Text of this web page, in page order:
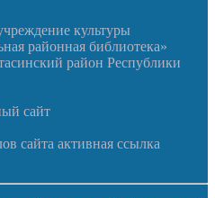
культуры
районная библиотека»
район Республики
сайт
сайта активная ссылка